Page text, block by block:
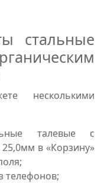
стальные
несколькими
талевые с
в «Корзину»
телефонов;